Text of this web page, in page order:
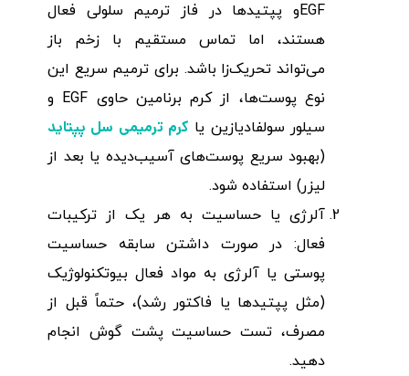
EGFو پپتیدها در فاز ترمیم سلولی فعال
هستند، اما تماس مستقیم با زخم باز
می‌تواند تحریک‌زا باشد. برای ترمیم سریع این
نوع پوست‌ها، از کرم برنامین حاوی EGF و
سیلور سولفادیازین یا کرم ترمیمی سل پپتاید
(بهبود سریع پوست‌های آسیب‌دیده یا بعد از
لیزر) استفاده شود.
آلرژی یا حساسیت به هر یک از ترکیبات
فعال: در صورت داشتن سابقه حساسیت
پوستی یا آلرژی به مواد فعال بیوتکنولوژیک
(مثل پپتیدها یا فاکتور رشد)، حتماً قبل از
مصرف، تست حساسیت پشت گوش انجام
دهید.